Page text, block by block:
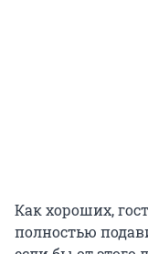
Как хороших,
полностью